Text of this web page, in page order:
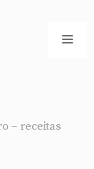
– receitas